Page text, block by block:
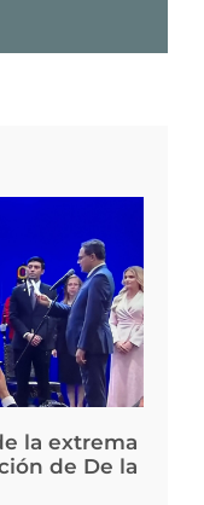
la extrema
de De la